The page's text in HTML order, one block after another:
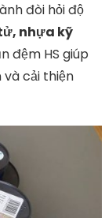
đòi hỏi độ
nhựa kỹ
đệm HS giúp
cải thiện